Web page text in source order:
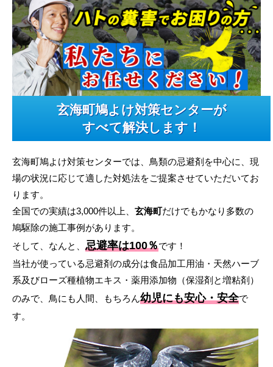
玄海町鳩よけ対策センターが
すべて解決します！
玄海町鳩よけ対策センターでは、鳥類の忌避剤を中心に、現
場の状況に応じて適した対処法をご提案させていただいてお
ります。
全国での実績は3,000件以上、 玄海町だけでもかなり多数の
鳩駆除の施工事例があります。
そして、なんと、 忌避率は100％です！
当社が使っている忌避剤の成分は食品加工用油・天然ハーブ
系及びローズ種植物エキス・薬用添加物（保湿剤と増粘剤）
のみで、鳥にも人間、もちろん幼児にも安心・安全で
す。